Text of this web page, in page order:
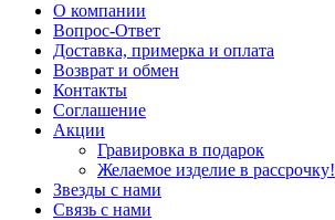
О компании
Вопрос-Ответ
Доставка, примерка и оплата
Возврат и обмен
Контакты
Соглашение
Акции
Гравировка в подарок
Желаемое изделие в рассрочку!
Звезды с нами
Связь с нами